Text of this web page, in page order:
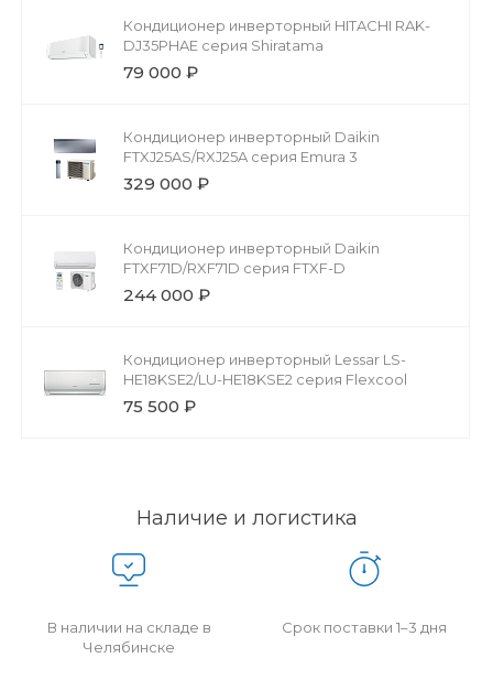
Кондиционер инверторный HITACHI RAK-
DJ35PHAE серия Shiratama
79 000 ₽
Кондиционер инверторный Daikin
FTXJ25AS/RXJ25A серия Emura 3
329 000 ₽
Кондиционер инверторный Daikin
FTXF71D/RXF71D серия FTXF-D
244 000 ₽
Кондиционер инверторный Lessar LS-
HE18KSE2/LU-HE18KSE2 серия Flexcool
75 500 ₽
Наличие и логистика
В наличии на складе в
Челябинске
Срок поставки 1–3 дня